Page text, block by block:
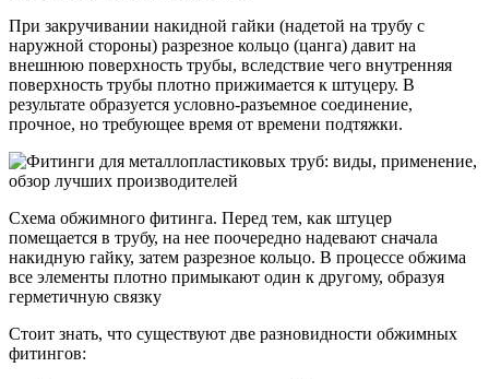
При закручивании накидной гайки (надетой на трубу с
наружной стороны) разрезное кольцо (цанга) давит на
внешнюю поверхность трубы, вследствие чего внутренняя
поверхность трубы плотно прижимается к штуцеру. В
результате образуется условно-разъемное соединение,
прочное, но требующее время от времени подтяжки.
Схема обжимного фитинга. Перед тем, как штуцер
помещается в трубу, на нее поочередно надевают сначала
накидную гайку, затем разрезное кольцо. В процессе обжима
все элементы плотно примыкают один к другому, образуя
герметичную связку
Стоит знать, что существуют две разновидности обжимных
фитингов: